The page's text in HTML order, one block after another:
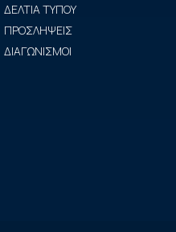
ΔΕΛΤΙΑ ΤΥΠΟΥ
ΠΡΟΣΛΗΨΕΙΣ
ΔΙΑΓΩΝΙΣΜΟΙ